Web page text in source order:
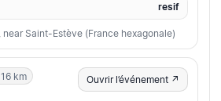
resif
near Saint-Estève (France hexagonale)
km Ouvrir l’événement ↗